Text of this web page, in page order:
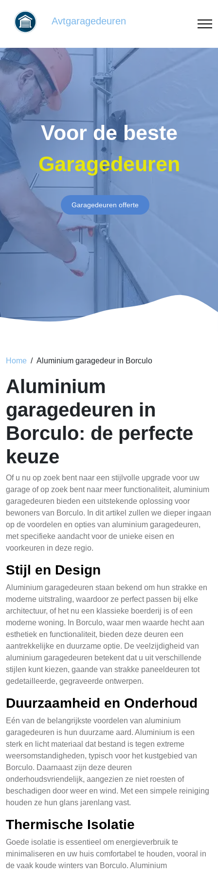
Avtgaragedeuren
Voor de beste
Garagedeuren
Garagedeuren offerte
Home Aluminium garagedeur in Borculo
Aluminium
garagedeuren in
Borculo: de perfecte
keuze
Of u nu op zoek bent naar een stijlvolle upgrade voor uw
garage of op zoek bent naar meer functionaliteit, aluminium
garagedeuren bieden een uitstekende oplossing voor
bewoners van Borculo. In dit artikel zullen we dieper ingaan
op de voordelen en opties van aluminium garagedeuren,
met specifieke aandacht voor de unieke eisen en
voorkeuren in deze regio.
Stijl en Design
Aluminium garagedeuren staan bekend om hun strakke en
moderne uitstraling, waardoor ze perfect passen bij elke
architectuur, of het nu een klassieke boerderij is of een
moderne woning. In Borculo, waar men waarde hecht aan
esthetiek en functionaliteit, bieden deze deuren een
aantrekkelijke en duurzame optie. De veelzijdigheid van
aluminium garagedeuren betekent dat u uit verschillende
stijlen kunt kiezen, gaande van strakke paneeldeuren tot
gedetailleerde, gegraveerde ontwerpen.
Duurzaamheid en Onderhoud
Eén van de belangrijkste voordelen van aluminium
garagedeuren is hun duurzame aard. Aluminium is een
sterk en licht materiaal dat bestand is tegen extreme
weersomstandigheden, typisch voor het kustgebied van
Borculo. Daarnaast zijn deze deuren
onderhoudsvriendelijk, aangezien ze niet roesten of
beschadigen door weer en wind. Met een simpele reiniging
houden ze hun glans jarenlang vast.
Thermische Isolatie
Goede isolatie is essentieel om energieverbruik te
minimaliseren en uw huis comfortabel te houden, vooral in
de vaak koude winters van Borculo. Aluminium